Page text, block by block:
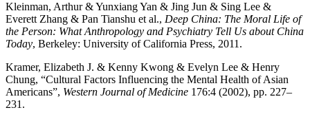
Kleinman, Arthur & Yunxiang Yan & Jing Jun & Sing Lee &
Everett Zhang & Pan Tianshu et al., Deep China: The Moral Life of
the Person: What Anthropology and Psychiatry Tell Us about China
Today, Berkeley: University of California Press, 2011.
Kramer, Elizabeth J. & Kenny Kwong & Evelyn Lee & Henry
Chung, “Cultural Factors Influencing the Mental Health of Asian
Americans”, Western Journal of Medicine 176:4 (2002), pp. 227–
231.